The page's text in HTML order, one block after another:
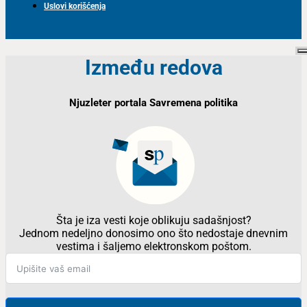
Uslovi korišćenja
Između redova
Njuzleter portala Savremena politika
Šta je iza vesti koje oblikuju sadašnjost?
Jednom nedeljno donosimo ono što nedostaje dnevnim
vestima i šaljemo elektronskom poštom.